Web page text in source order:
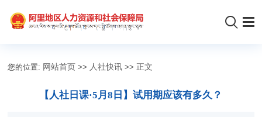
您的位置: 网站首页 >> 人社快讯 >> 正文
【人社日课·5月8日】试用期应该有多久？